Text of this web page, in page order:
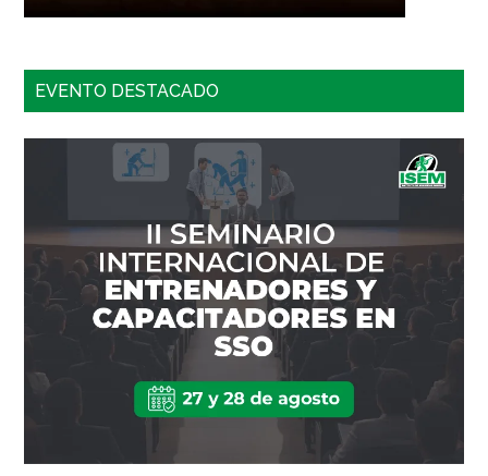
EVENTO DESTACADO